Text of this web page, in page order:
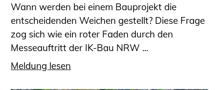
Wann werden bei einem Bauprojekt die
entscheidenden Weichen gestellt? Diese Frage
zog sich wie ein roter Faden durch den
Messeauftritt der IK-Bau NRW ...
Meldung lesen